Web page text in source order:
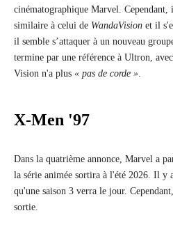
cinématographique Marvel.
similaire à celui de WandaVision et il
il semble s’attaquer à un nouveau
termine par une référence à Ultron,
Vision n'a plus « pas de corde ».
X-Men '97
Dans la quatrième annonce, Marvel a
la série animée sortira à l'été 2026. Il y
qu'une saison 3 verra le jour.
sortie.